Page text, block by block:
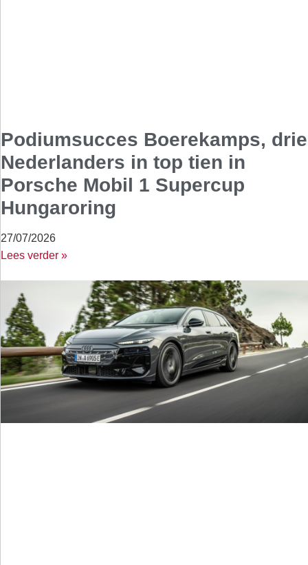
Podiumsucces Boerekamps, drie
Nederlanders in top tien in
Porsche Mobil 1 Supercup
Hungaroring
27/07/2026
Lees verder »